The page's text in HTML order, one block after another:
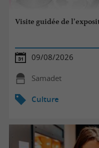
Visite guidée de
09/08/2026
Samadet
Culture